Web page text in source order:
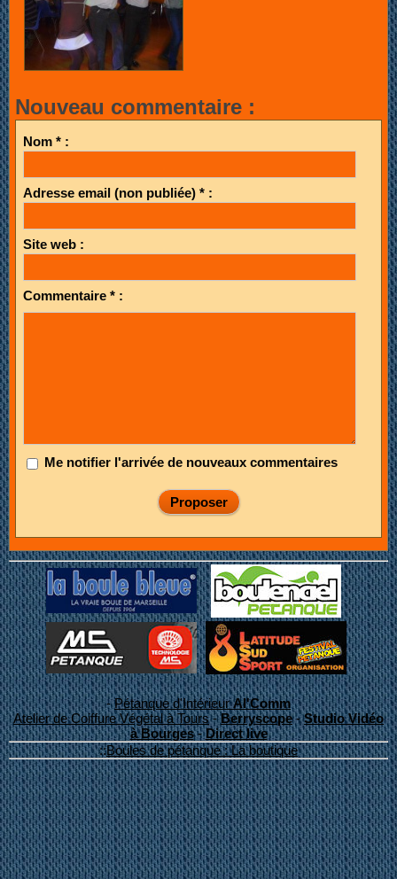
Nouveau commentaire :
Nom * :
Adresse email (non publiée) * :
Site web :
Commentaire * :
Me notifier l'arrivée de nouveaux commentaires
-Pétanque d'IntérieurAl'Comm
Atelier de Coiffure Végétal à Tours-Berryscope-Studio Vidéo
à Bourges-Direct live
::Boules de pétanque : La boutique